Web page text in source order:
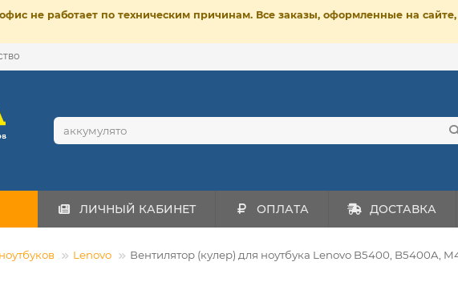
не работает по техническим причинам. Все заказы, оформленные на
ЛИЧНЫЙ КАБИНЕТ ОПЛАТА ДОСТАВКА
Lenovo Вентилятор (кулер) для ноутбука Lenovo B5400, B5400A,